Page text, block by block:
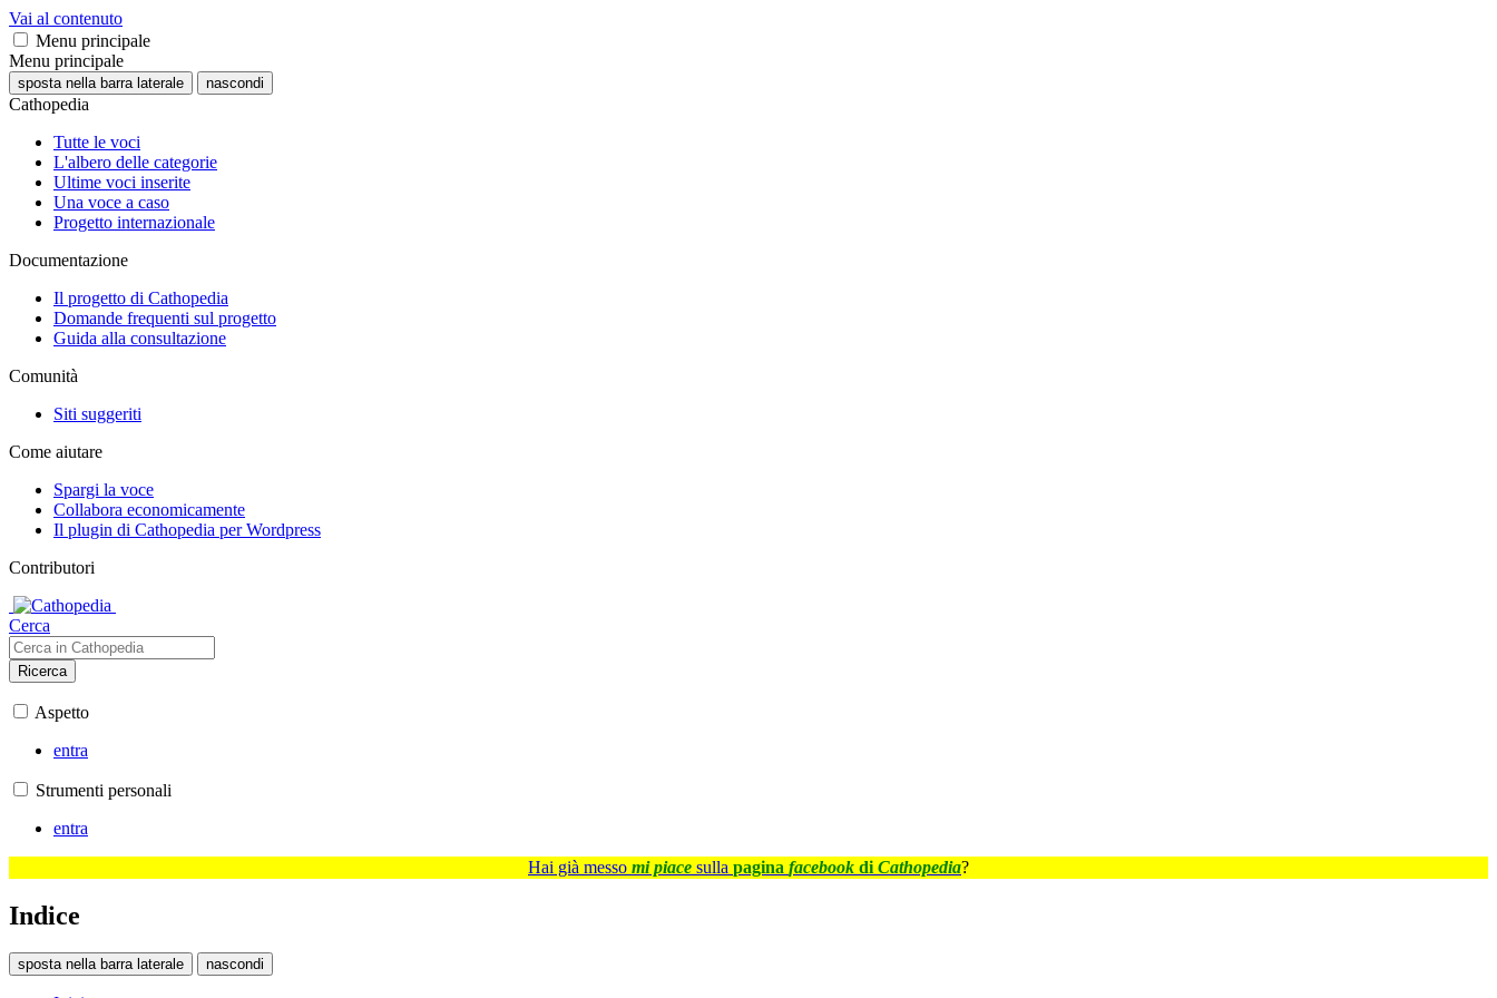
Vai al contenuto
Menu principale
Menu principale
sposta nella barra laterale nascondi
Cathopedia
Tutte le voci
L'albero delle categorie
Ultime voci inserite
Una voce a caso
Progetto internazionale
Documentazione
Il progetto di Cathopedia
Domande frequenti sul progetto
Guida alla consultazione
Comunità
Siti suggeriti
Come aiutare
Spargi la voce
Collabora economicamente
Il plugin di Cathopedia per Wordpress
Contributori
Cerca
Ricerca
Aspetto
entra
Strumenti personali
entra
Hai già messo mi piace sulla pagina facebook di Cathopedia?
Indice
sposta nella barra laterale nascondi